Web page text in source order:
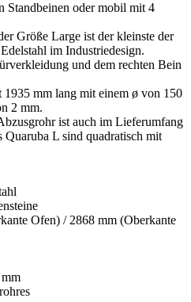
Standbeinen oder mobil mit 4
Größe Large ist der kleinste der
im Industriedesign.
und dem rechten Bein
1935 mm lang mit einem ø von 150
2 mm.
ist auch im Lieferumfang
Quaruba L sind quadratisch mit
Ofen) / 2868 mm (Oberkante